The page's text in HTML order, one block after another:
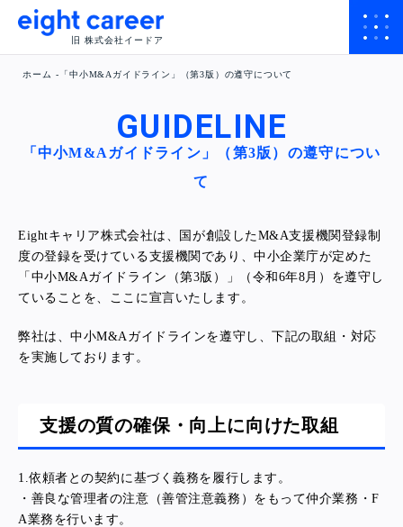
旧 株式会社イードア
ホーム 「中小M&Aガイドライン」（第3版）の遵守について
GUIDELINE
「中小M&Aガイドライン」（第3版）の遵守につい
て
Eightキャリア株式会社は、国が創設したM&A支援機関登録制
度の登録を受けている支援機関であり、中小企業庁が定めた
「中小M&Aガイドライン（第3版）」（令和6年8月）を遵守し
ていることを、ここに宣言いたします。
弊社は、中小M&Aガイドラインを遵守し、下記の取組・対応
を実施しております。
支援の質の確保・向上に向けた取組
1.依頼者との契約に基づく義務を履行します。
・善良な管理者の注意（善管注意義務）をもって仲介業務・F
A業務を行います。